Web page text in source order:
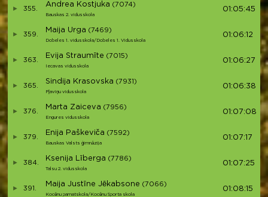
355.
Andrea Kostjuka (7074)
Bauskas 2. vidusskola
01:05:45
359.
Maija Urga (7469)
Dobeles 1. vidusskola/Dobeles 1. Vidusskola
01:06:12
363.
Evija Straumīte (7015)
Iecavas vidusskola
01:06:27
365.
Sindija Krasovska (7931)
Pļaviņu vidusskola
01:06:38
376.
Marta Zaiceva (7956)
Engures vidusskola
01:07:08
379.
Enija Paškeviča (7592)
Bauskas Valsts ģimnāzija
01:07:17
384.
Ksenija Līberga (7786)
Talsu 2. vidusskola
01:07:25
391.
Maija Justīne Jēkabsone (7066)
Kocēnu pamatskola/Kocēnu Sporta skola
01:08:15